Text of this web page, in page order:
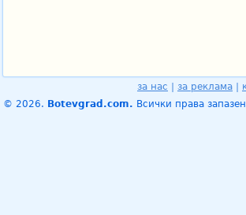
за нас за реклама
© 2026. Botevgrad.com. Всички права